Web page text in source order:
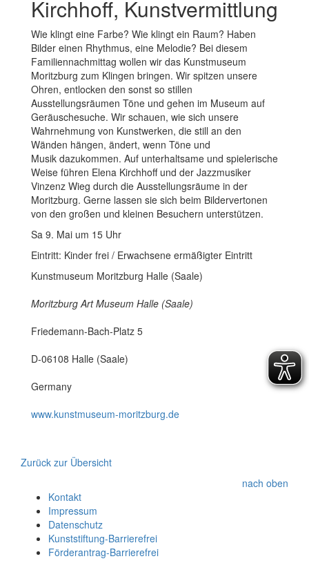
Kirchhoff, Kunstvermittlung
Wie klingt eine Farbe? Wie klingt ein Raum? Haben
Bilder einen Rhythmus, eine Melodie? Bei diesem
Familiennachmittag wollen wir das Kunstmuseum
Moritzburg zum Klingen bringen. Wir spitzen unsere
Ohren, entlocken den sonst so stillen
Ausstellungsräumen Töne und gehen im Museum auf
Geräuschesuche. Wir schauen, wie sich unsere
Wahrnehmung von Kunstwerken, die still an den
Wänden hängen, ändert, wenn Töne und
Musik dazukommen. Auf unterhaltsame und spielerische
Weise führen Elena Kirchhoff und der Jazzmusiker
Vinzenz Wieg durch die Ausstellungsräume in der
Moritzburg. Gerne lassen sie sich beim Bildervertonen
von den großen und kleinen Besuchern unterstützen.
Sa 9. Mai um 15 Uhr
Eintritt: Kinder frei / Erwachsene ermäßigter Eintritt
Kunstmuseum Moritzburg Halle (Saale)
Moritzburg Art Museum Halle (Saale)
Friedemann-Bach-Platz 5
D-06108 Halle (Saale)
Germany
www.kunstmuseum-moritzburg.de
Zurück zur Übersicht
nach oben
Kontakt
Impressum
Datenschutz
Kunststiftung-Barrierefrei
Förderantrag-Barrierefrei